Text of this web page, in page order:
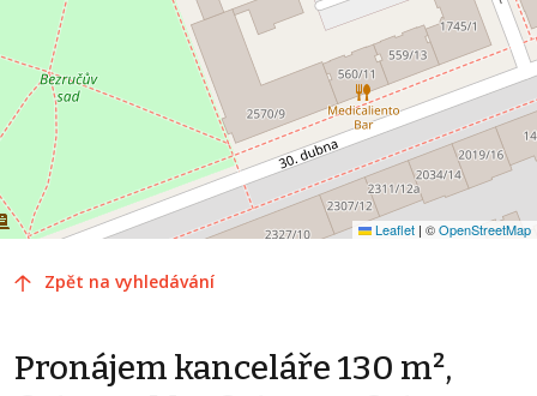
Leaflet | ©OpenStreetMap
Zpět na vyhledávání
Pronájem kanceláře 130 m²,